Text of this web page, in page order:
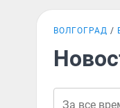
ВОЛГОГРАД